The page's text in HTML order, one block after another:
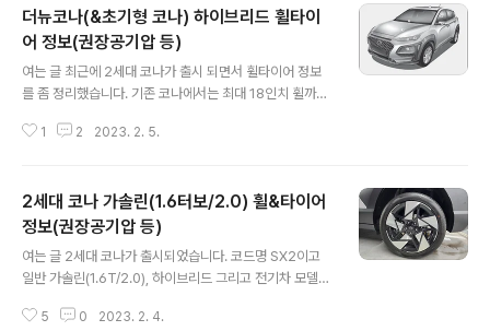
더뉴코나(&초기형 코나) 하이브리드 휠타이
어 정보(권장공기압 등)
여는 글 최근에 2세대 코나가 출시 되면서 휠타이어 정보
를 좀 정리했습니다. 기존 코나에서는 최대 18인치 휠까지
인치까지 들어가게 되었습니다. 일반 내연기관 모델(가솔
반 모델과 하이브리드 모델은 권장 공기압이 다릅니다. (코
나EV 별도 포스팅 예정) 일반 가솔린 및 디젤 모델의 것이
필요하신 분들은 아래의 링크를 확인해주시기 바랍니다.
[초기형 코나 - 페이스리프트 이전] 코나(2019) 휠, 타이
어 정보(규격, 크기, 공기압, 휠너트체결토크 등) 코나의 휠
과 타이어 정보 입니다.요즘 나오는 현대자동차 취급설명
1 2 2023. 2. 5.
2세대 코나 가솔린(1.6터보/2.0) 휠&타이어
정보(권장공기압 등)
여는 글 2세대 코나가 출시되었습니다. 코드명 SX2이고
일반 가솔린(1.6T/2.0), 하이브리드 그리고 전기차 모델로
델입니다. 오늘 포스팅에서 정리해드리는 모델은 하이브리
5 0 2023. 2. 4.